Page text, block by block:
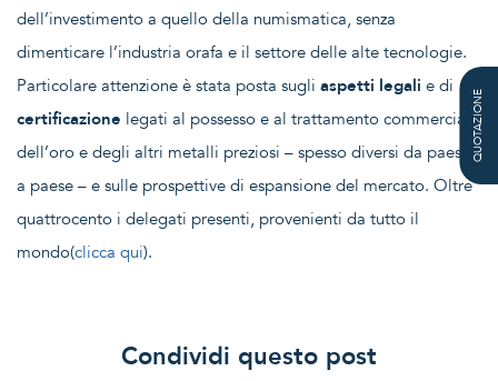
dell’investimento a quello della numismatica, senza
dimenticare l’industria orafa e il settore delle alte tecnologie.
Particolare attenzione è stata posta sugli aspetti legali e di
certificazione legati al possesso e al trattamento commerciale
dell’oro e degli altri metalli preziosi – spesso diversi da paese
a paese – e sulle prospettive di espansione del mercato. Oltre
quattrocento i delegati presenti, provenienti da tutto il
mondo(clicca qui).
Condividi questo post
QUOTAZIONE